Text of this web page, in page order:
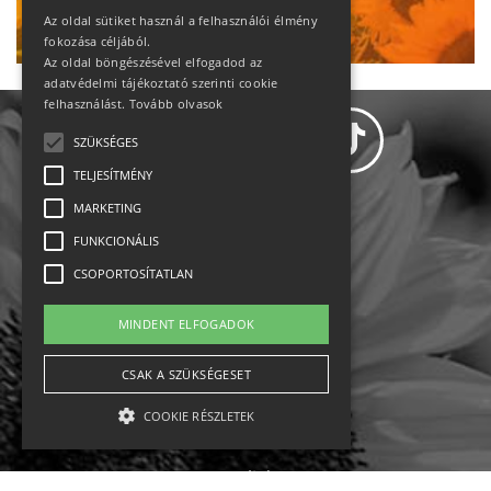
Ne maradj le!
Állásajánlatok
Impresszum-kapcsolat
Jogi nyilatkozat
English
Az oldal sütiket használ a felhasználói élmény
fokozása céljából.
Az oldal böngészésével elfogadod az
adatvédelmi tájékoztató szerinti cookie
felhasználást. Tovább olvasok
SZÜKSÉGES
TELJESÍTMÉNY
MARKETING
FUNKCIONÁLIS
CSOPORTOSÍTATLAN
MINDENT ELFOGADOK
CSAK A SZÜKSÉGESET
COOKIE RÉSZLETEK